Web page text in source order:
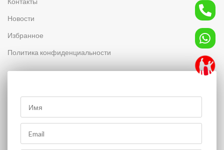
Новости
Избранное
Политика конфиденциальности